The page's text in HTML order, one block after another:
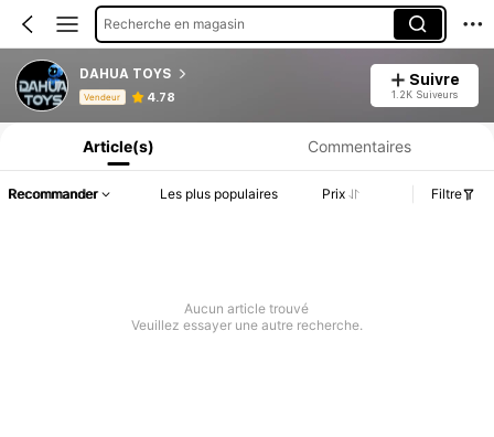
Recherche en magasin
DAHUA TOYS
Vendeur 4.78
Suivre
1.2K Suiveurs
Informations produit : Divulgation des prix, détails sur les ventes et le stock.
Article(s) Commentaires
Recommander Les plus populaires Prix Filtre
Aucun article trouvé
Veuillez essayer une autre recherche.